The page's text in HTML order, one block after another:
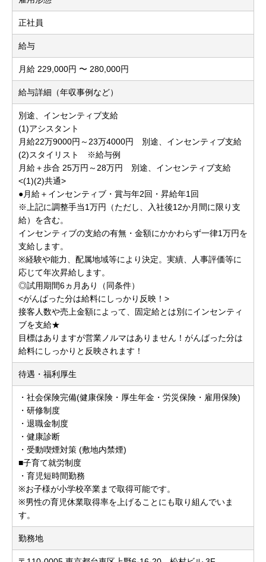
正社員
給与
月給 229,000円 〜 280,000円
給与詳細（年収事例など）
別途、インセンティブ支給
(1)アシスタント
月給22万9000円～23万4000円 別途、インセンティブ支給
(2)スタイリスト ※給与例
月給＋歩合 25万円～28万円 別途、インセンティブ支給
<(1)(2)共通>
●月給＋インセンティブ・賞与年2回・昇給年1回
※上記に調整手当1万円（ただし、入社後12か月間に限り支
給）を含む。
インセンティブの支給の有無・金額にかかわらず一律1万円を
支給します。
※経験や能力、配属地域等により決定。実績、人事評価等に
応じて年次昇給します。
◎試用期間6ヵ月あり（同条件）
<がんばった分は給料にしっかり反映！>
接客人数や売上金額によって、固定給とは別にインセンティ
ブを支給★
目標はありますが営業ノルマはありません！がんばった分は
給料にしっかりと反映されます！
待遇・福利厚生
・社会保険完備(健康保険・厚生年金・労災保険・雇用保険)
・研修制度
・退職金制度
・健康診断
・受動喫煙対策 (敷地内禁煙)
■子育て就労制度
・育児短時間勤務
※お子様が小学校卒業まで取得可能です。
※男性の育児休業取得率を上げることにも取り組んでいま
す。
勤務地